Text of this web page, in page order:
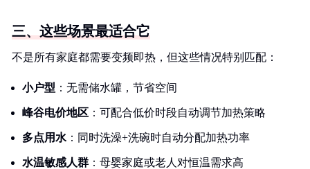
三、这些场景最适合它
不是所有家庭都需要变频即热，但这些情况特别匹配：
小户型 ：无需储水罐，节省空间
峰谷电价地区 ：可配合低价时段自动调节加热策略
多点用水 ：同时洗澡+洗碗时自动分配加热功率
水温敏感人群 ：母婴家庭或老人对恒温需求高